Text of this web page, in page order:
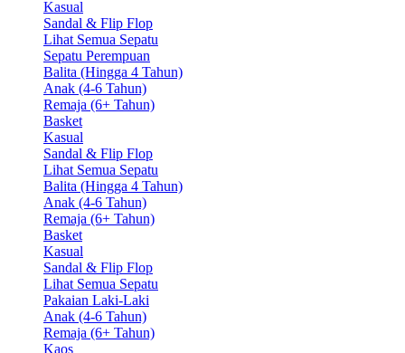
Kasual
Sandal & Flip Flop
Lihat Semua Sepatu
Sepatu Perempuan
Balita (Hingga 4 Tahun)
Anak (4-6 Tahun)
Remaja (6+ Tahun)
Basket
Kasual
Sandal & Flip Flop
Lihat Semua Sepatu
Balita (Hingga 4 Tahun)
Anak (4-6 Tahun)
Remaja (6+ Tahun)
Basket
Kasual
Sandal & Flip Flop
Lihat Semua Sepatu
Pakaian Laki-Laki
Anak (4-6 Tahun)
Remaja (6+ Tahun)
Kaos